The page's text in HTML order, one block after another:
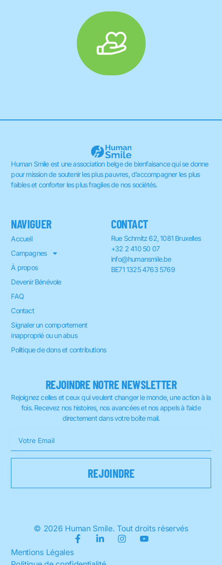
Human Smile est une association belge de bienfaisance qui se donne
pour mission de soutenir les plus pauvres, d’accompagner les plus
faibles et conforter les plus fragiles de nos sociétés.
NAVIGUER
Accueil
Campagnes
À propos
Devenir Bénévole
FAQ
Contact
Signaler un comportement
inapproprié ou un abus
Politique de dons et contributions
CONTACT
Rue Schmitz 62, 1081 Bruxelles
+32 2 410 50 07
info@humansmile.be
BE71 1325 4763 5769
REJOINDRE NOTRE NEWSLETTER
Rejoignez celles et ceux qui veulent changer le monde, une action à la
fois. Recevez nos histoires, nos avancées et nos appels à l’aide
directement dans votre boîte mail.
© 2026 Human Smile. Tout droits réservés
Mentions Légales